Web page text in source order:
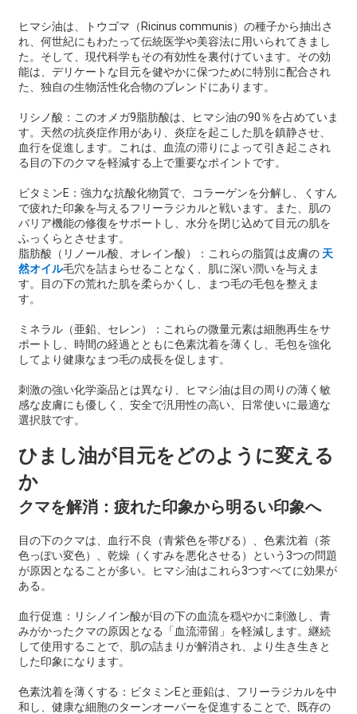
ヒマシ油は、トウゴマ（Ricinus communis）の種子から抽出さ
れ、何世紀にもわたって伝統医学や美容法に用いられてきまし
た。そして、現代科学もその有効性を裏付けています。その効
能は、デリケートな目元を健やかに保つために特別に配合され
た、独自の生物活性化合物のブレンドにあります。
リシノ酸：このオメガ9脂肪酸は、ヒマシ油の90％を占めていま
す。天然の抗炎症作用があり、炎症を起こした肌を鎮静させ、
血行を促進します。これは、血流の滞りによって引き起こされ
る目の下のクマを軽減する上で重要なポイントです。
ビタミンE：強力な抗酸化物質で、コラーゲンを分解し、くすん
で疲れた印象を与えるフリーラジカルと戦います。また、肌の
バリア機能の修復をサポートし、水分を閉じ込めて目元の肌を
ふっくらとさせます。
脂肪酸（リノール酸、オレイン酸）：これらの脂質は皮膚の 天
然オイル毛穴を詰まらせることなく、肌に深い潤いを与えま
す。目の下の荒れた肌を柔らかくし、まつ毛の毛包を整えま
す。
ミネラル（亜鉛、セレン）：これらの微量元素は細胞再生をサ
ポートし、時間の経過とともに色素沈着を薄くし、毛包を強化
してより健康なまつ毛の成長を促します。
刺激の強い化学薬品とは異なり、ヒマシ油は目の周りの薄く敏
感な皮膚にも優しく、安全で汎用性の高い、日常使いに最適な
選択肢です。
ひまし油が目元をどのように変える
か
クマを解消：疲れた印象から明るい印象へ
目の下のクマは、血行不良（青紫色を帯びる）、色素沈着（茶
色っぽい変色）、乾燥（くすみを悪化させる）という3つの問題
が原因となることが多い。ヒマシ油はこれら3つすべてに効果が
ある。
血行促進：リシノイン酸が目の下の血流を穏やかに刺激し、青
みがかったクマの原因となる「血流滞留」を軽減します。継続
して使用することで、肌の詰まりが解消され、より生き生きと
した印象になります。
色素沈着を薄くする：ビタミンEと亜鉛は、フリーラジカルを中
和し、健康な細胞のターンオーバーを促進することで、既存の